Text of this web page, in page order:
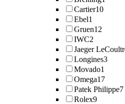
Cartier10
Ebel1
Gruen12
IWC2
Jaeger
Longines3
Movado1
Omega17
Patek Philippe7
Rolex9